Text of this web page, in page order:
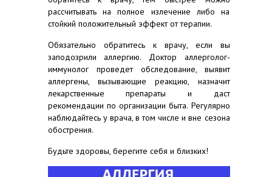
рассчитывать на полное излечение либо на
стойкий положительный эффект от терапии.
Обязательно обратитесь к врачу, если вы
заподозрили аллергию. Доктор аллерголог-
иммунолог проведет обследование, выявит
аллергены, вызывающие реакцию, назначит
лекарственные препараты и даст
рекомендации по организации быта. Регулярно
наблюдайтесь у врача, в том числе и вне сезона
обострения.
Будьте здоровы, берегите себя и близких!